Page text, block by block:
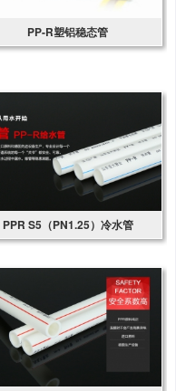
PP-R塑铝稳态管
PPR S5（PN1.25）冷水管